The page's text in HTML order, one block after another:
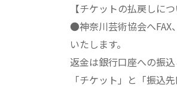
【チケットの払戻しにつ
●神奈川芸術協会へ
いたします。
返金は銀行口座への振込
「チケット」と「振